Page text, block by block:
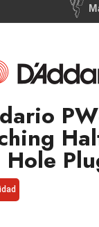
Hole